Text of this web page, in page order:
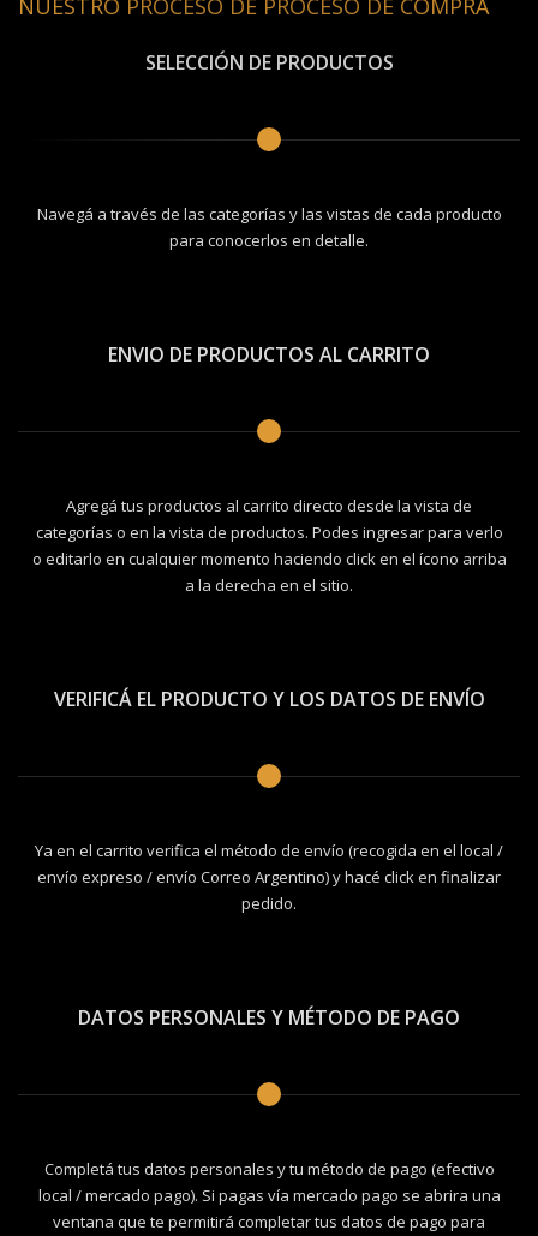
NUESTRO PROCESO DE PROCESO DE COMPRA
SELECCIÓN DE PRODUCTOS
Navegá a través de las categorías y las vistas de cada producto
para conocerlos en detalle.
ENVIO DE PRODUCTOS AL CARRITO
Agregá tus productos al carrito directo desde la vista de
categorías o en la vista de productos. Podes ingresar para verlo
o editarlo en cualquier momento haciendo click en el ícono arriba
a la derecha en el sitio.
VERIFICÁ EL PRODUCTO Y LOS DATOS DE ENVÍO
Ya en el carrito verifica el método de envío (recogida en el local /
envío expreso / envío Correo Argentino) y hacé click en finalizar
pedido.
DATOS PERSONALES Y MÉTODO DE PAGO
Completá tus datos personales y tu método de pago (efectivo
local / mercado pago). Si pagas vía mercado pago se abrira una
ventana que te permitirá completar tus datos de pago para